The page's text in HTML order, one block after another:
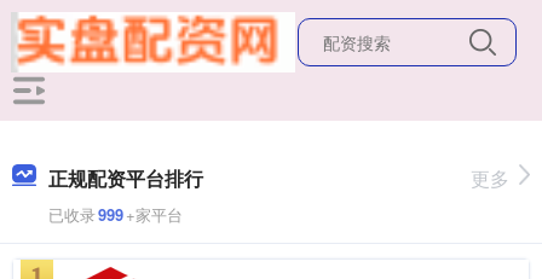
正规配资平台排行
已收录999+家平台
更多